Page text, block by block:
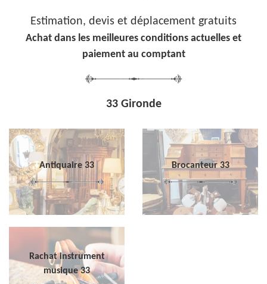
Estimation, devis et déplacement gratuits
Achat dans les meilleures conditions actuelles et
paiement au comptant
33 Gironde
Antiquaire 33 Brocanteur 33
Rachat instrument
musique 33